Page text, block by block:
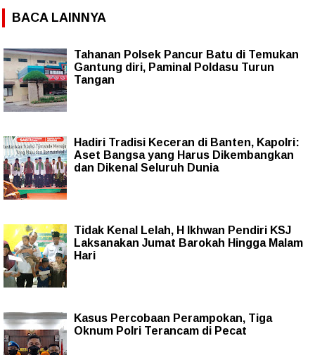
BACA LAINNYA
Tahanan Polsek Pancur Batu di Temukan
Gantung diri, Paminal Poldasu Turun
Tangan
Hadiri Tradisi Keceran di Banten, Kapolri:
Aset Bangsa yang Harus Dikembangkan
dan Dikenal Seluruh Dunia
Tidak Kenal Lelah, H Ikhwan Pendiri KSJ
Laksanakan Jumat Barokah Hingga Malam
Hari
Kasus Percobaan Perampokan, Tiga
Oknum Polri Terancam di Pecat